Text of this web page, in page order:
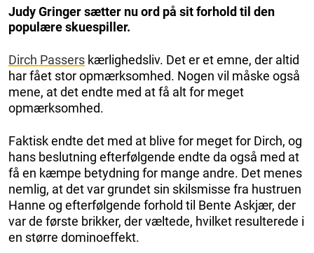
Judy Gringer sætter nu ord på sit forhold til den
populære skuespiller.
Dirch Passers kærlighedsliv. Det er et emne, der altid
har fået stor opmærksomhed. Nogen vil måske også
mene, at det endte med at få alt for meget
opmærksomhed.
Faktisk endte det med at blive for meget for Dirch, og
hans beslutning efterfølgende endte da også med at
få en kæmpe betydning for mange andre. Det menes
nemlig, at det var grundet sin skilsmisse fra hustruen
Hanne og efterfølgende forhold til Bente Askjær, der
var de første brikker, der væltede, hvilket resulterede i
en større dominoeffekt.